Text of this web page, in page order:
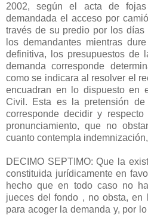
2002, según el acta de
demandada el acceso por
través de su predio por los días
los demandantes mientras
definitiva, los presupuestos de
demanda corresponde
como se indicara al resolver el
encuadran en lo dispuesto en
Civil. Esta es la pretensión
corresponde decidir y
pronunciamiento, que no
cuanto contempla
DECIMO SEPTIMO: Que la
constituida jurídicamente en
hecho que en todo caso no
jueces del fondo , no obsta, en
para acoger la demanda y, por